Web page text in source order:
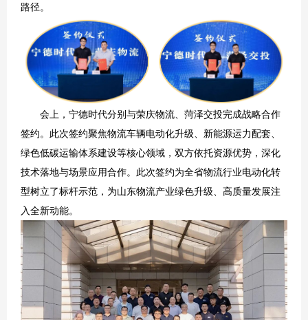
路径。
会上，宁德时代分别与荣庆物流、菏泽交投完成战略合作
签约。此次签约聚焦物流车辆电动化升级、新能源运力配套、
绿色低碳运输体系建设等核心领域，双方依托资源优势，深化
技术落地与场景应用合作。此次签约为全省物流行业电动化转
型树立了标杆示范，为山东物流产业绿色升级、高质量发展注
入全新动能。